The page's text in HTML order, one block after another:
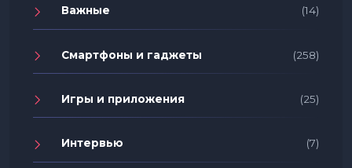
Важные (14)
Смартфоны и гаджеты (258)
Игры и приложения (25)
Интервью (7)